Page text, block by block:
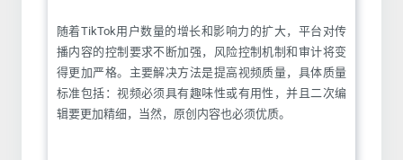
随着TikTok用户数量的增长和影响力的扩大，平台对传
播内容的控制要求不断加强，风险控制机制和审计将变
得更加严格。主要解决方法是提高视频质量，具体质量
标准包括：视频必须具有趣味性或有用性，并且二次编
辑要更加精细，当然，原创内容也必须优质。